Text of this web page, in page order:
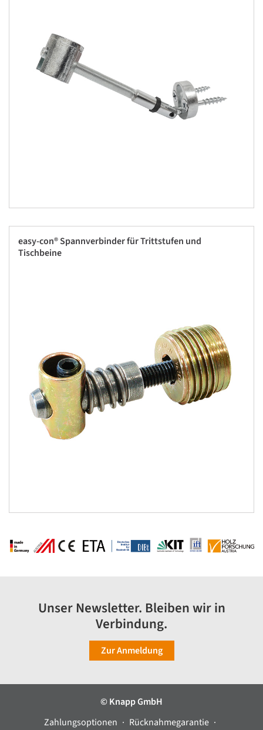
easy-con® Spannverbinder für Trittstufen und
Tischbeine
Unser Newsletter. Bleiben wir in
Verbindung.
Zur Anmeldung
© Knapp GmbH
Zahlungsoptionen
Rücknahmegarantie